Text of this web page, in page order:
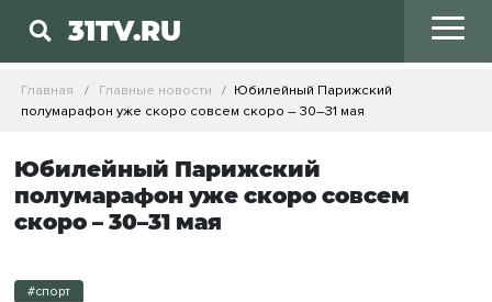
31TV.RU
Главная Главные новости
Юбилейный Парижский
полумарафон уже скоро совсем скоро – 30–31 мая
Юбилейный Парижский
полумарафон уже скоро совсем
скоро – 30–31 мая
#спорт